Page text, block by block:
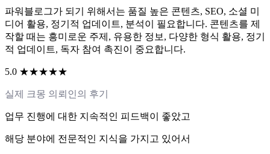
파워블로그가 되기 위해서는 품질 높은 콘텐츠, SEO, 소셜 미
디어 활용, 정기적 업데이트, 분석이 필요합니다. 콘텐츠를 제
작할 때는 흥미로운 주제, 유용한 정보, 다양한 형식 활용, 정기
적 업데이트, 독자 참여 촉진이 중요합니다.
5.0 ★★★★★
실제 크몽 의뢰인의 후기
업무 진행에 대한 지속적인 피드백이 좋았고
해당 분야에 전문적인 지식을 가지고 있어서